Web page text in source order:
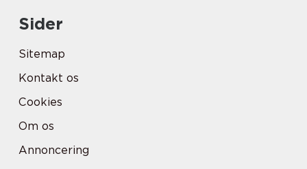
Sider
Sitemap
Kontakt os
Cookies
Om os
Annoncering